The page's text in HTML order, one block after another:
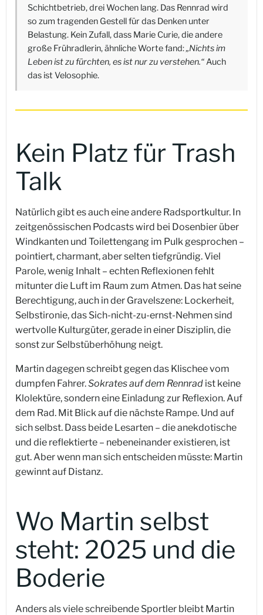
Schichtbetrieb, drei Wochen lang. Das Rennrad wird
so zum tragenden Gestell für das Denken unter
Belastung. Kein Zufall, dass Marie Curie, die andere
große Frühradlerin, ähnliche Worte fand:„Nichts im
Leben ist zu fürchten, es ist nur zu verstehen.“Auch
das ist Velosophie.
Kein Platz für Trash
Talk
Natürlich gibt es auch eine andere Radsportkultur. In
zeitgenössischen Podcasts wird bei Dosenbier über
Windkanten und Toilettengang im Pulk gesprochen –
pointiert, charmant, aber selten tiefgründig. Viel
Parole, wenig Inhalt – echten Reflexionen fehlt
mitunter die Luft im Raum zum Atmen. Das hat seine
Berechtigung, auch in der Gravelszene: Lockerheit,
Selbstironie, das Sich-nicht-zu-ernst-Nehmen sind
wertvolle Kulturgüter, gerade in einer Disziplin, die
sonst zur Selbstüberhöhung neigt.
Martin dagegen schreibt gegen das Klischee vom
dumpfen Fahrer.Sokrates auf dem Rennrad ist keine
Klolektüre, sondern eine Einladung zur Reflexion. Auf
dem Rad. Mit Blick auf die nächste Rampe. Und auf
sich selbst. Dass beide Lesarten – die anekdotische
und die reflektierte – nebeneinander existieren, ist
gut. Aber wenn man sich entscheiden müsste: Martin
gewinnt auf Distanz.
Wo Martin selbst
steht: 2025 und die
Boderie
Anders als viele schreibende Sportler bleibt Martin